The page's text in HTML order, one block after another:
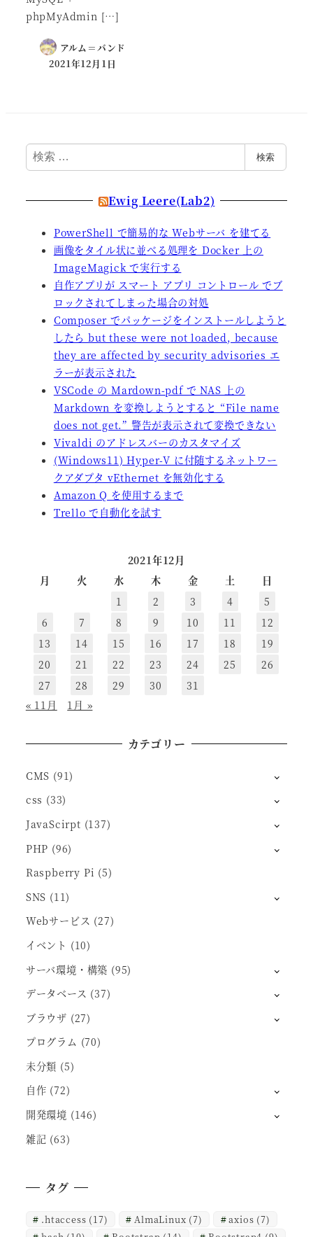
phpMyAdmin […]
アルム＝バンド
2021年12月1日
検
索
検索
Ewig Leere(Lab2)
PowerShell で簡易的な Webサーバ を建てる
画像をタイル状に並べる処理を Docker 上の
ImageMagick で実行する
自作アプリが スマート アプリ コントロール でブ
ロックされてしまった場合の対処
Composer でパッケージをインストールしようと
したら but these were not loaded, because
they are affected by security advisories エ
ラーが表示された
VSCode の Mardown-pdf で NAS 上の
Markdown を変換しようとすると “File name
does not get.” 警告が表示されて変換できない
Vivaldi のアドレスバーのカスタマイズ
(Windows11) Hyper-V に付随するネットワー
クアダプタ vEthernet を無効化する
Amazon Q を使用するまで
Trello で自動化を試す
2021年12月
月
火 水 木 金 土
日
1
2 3 4
5
6
7 8 9 10 11
12
13
14 15 16 17 18
19
20
21 22 23 24 25
26
27
28 29 30
31
« 11月
1月 »
カテゴリー
CMS (91)
css (33)
JavaScirpt (137)
PHP (96)
Raspberry Pi (5)
SNS (11)
Webサービス (27)
イベント (10)
サーバ環境・構築 (95)
データベース (37)
ブラウザ (27)
プログラム (70)
未分類 (5)
自作 (72)
開発環境 (146)
雑記 (63)
タグ
.htaccess (17) AlmaLinux (7) axios (7)